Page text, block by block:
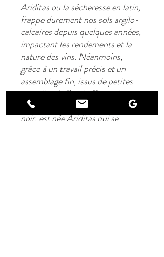
Ariditas ou la sécheresse en latin,
frappe durement nos sols argilo-
calcaires depuis quelques années,
impactant les rendements et la
nature des vins. Néanmoins,
grâce à un travail précis et un
assemblage fin, issus de petites
parcelles de Syrah, Grenache
noir, Carignan, Cinsault et Pinot
noir, est née Ariditas qui se